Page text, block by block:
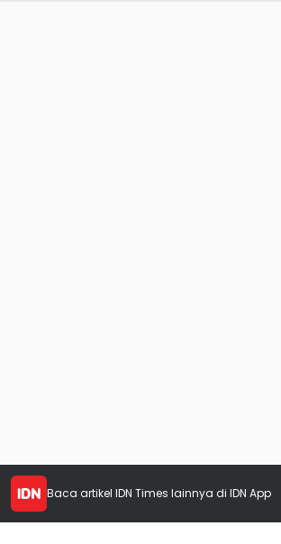
Baca artikel IDN Times lainnya di IDN App